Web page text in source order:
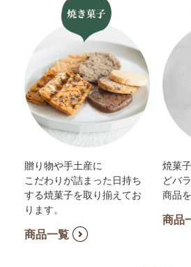
贈り物や手土産に
こだわりが詰まった日持ち
する焼菓子を取り揃えてお
ります。
商品一覧
焼菓
どバ
商品
商品